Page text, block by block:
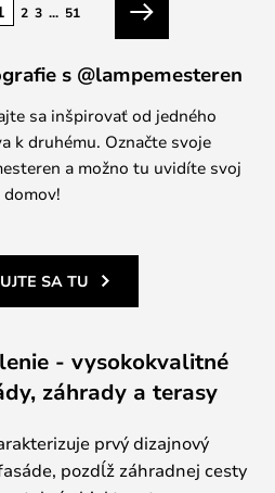
2 3 ... 51
Ďalší
s @lampemesteren
sa inšpirovať od jedného
k druhému. Označte svoje
a možno tu uvidíte svoj
domov!
SA TU
- vysokokvalitné
záhrady a terasy
prvý dizajnový
pozdĺž záhradnej cesty